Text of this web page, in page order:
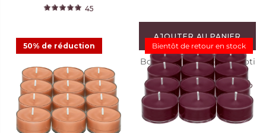
45
AJOUTER AU PANIER
Bougies à réchaud Tamboti
Woods, les 12
CHF 18.95
45
50% de réduction Bientôt de retour en stock